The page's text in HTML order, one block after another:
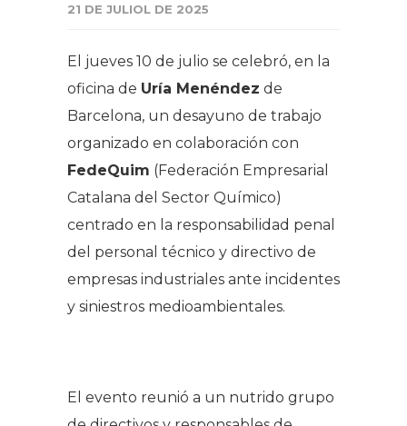
21 DE JULIOL DE 2025
El jueves 10 de julio se celebró, en la
oficina de Uría Menéndez de
Barcelona, un desayuno de trabajo
organizado en colaboración con
FedeQuim (Federación Empresarial
Catalana del Sector Químico)
centrado en la responsabilidad penal
del personal técnico y directivo de
empresas industriales ante incidentes
y siniestros medioambientales.
El evento reunió a un nutrido grupo